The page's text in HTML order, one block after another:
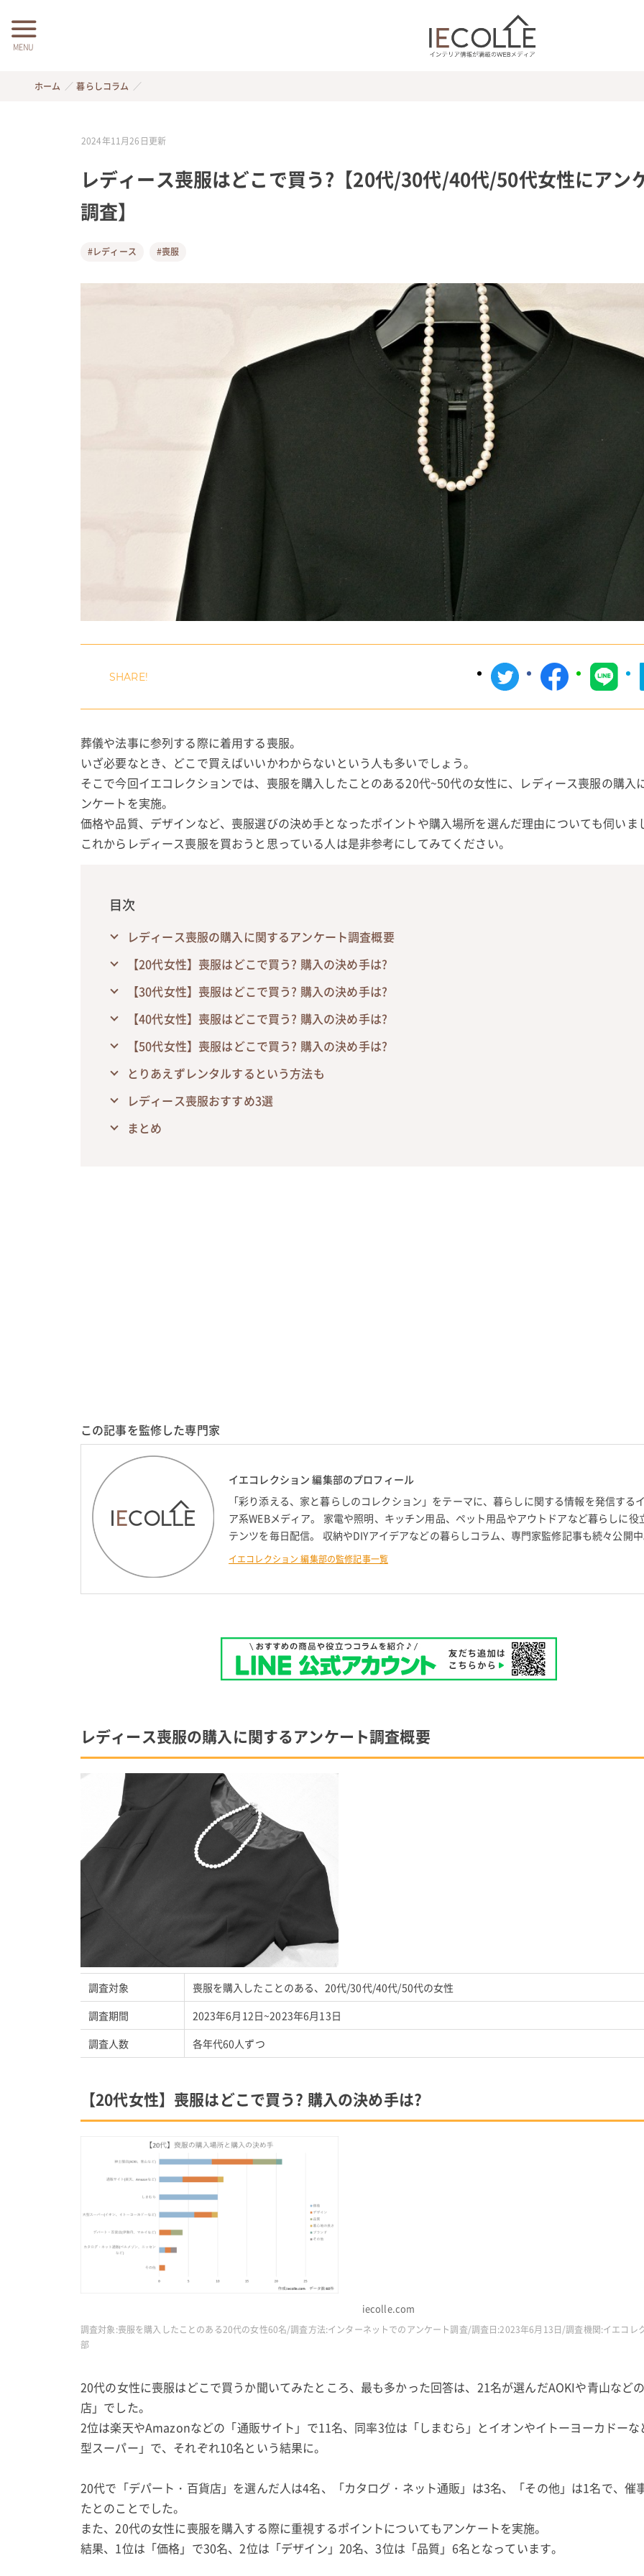
MENU
ホーム 暮らしコラム
2024年11月26日更新
レディース喪服はどこで買う?【20代/30代/40代/50代女性にアン
調査】
#レディース #喪服
葬儀や法事に参列する際に着用する喪服。
いざ必要なとき、どこで買えばいいかわからないという人も多いでしょう。
そこで今回イエコレクションでは、喪服を購入したことのある20代~50代の女性に、レディース喪服の購入
ンケートを実施。
価格や品質、デザインなど、喪服選びの決め手となったポイントや購入場所を選んだ理由についても伺いま
これからレディース喪服を買おうと思っている人は是非参考にしてみてください。
目次
レディース喪服の購入に関するアンケート調査概要
【20代女性】喪服はどこで買う? 購入の決め手は?
【30代女性】喪服はどこで買う? 購入の決め手は?
【40代女性】喪服はどこで買う? 購入の決め手は?
【50代女性】喪服はどこで買う? 購入の決め手は?
とりあえずレンタルするという方法も
レディース喪服おすすめ3選
まとめ
この記事を監修した専門家
イエコレクション 編集部のプロフィール
「彩り添える、家と暮らしのコレクション」をテーマに、暮らしに関する情報を発信する
ア系WEBメディア。 家電や照明、キッチン用品、ペット用品やアウトドアなど暮らしに役
テンツを毎日配信。 収納やDIYアイデアなどの暮らしコラム、専門家監修記事も続々公開中
イエコレクション 編集部の監修記事一覧
レディース喪服の購入に関するアンケート調査概要
調査対象
喪服を購入したことのある、20代/30代/40代/50代の女性
調査期間
2023年6月12日~2023年6月13日
調査人数
各年代60人ずつ
【20代女性】喪服はどこで買う? 購入の決め手は?
iecolle.com
調査対象:喪服を購入したことのある20代の女性60名/調査方法:インターネットでのアンケート調査/調査日:2023年6月13日/調査機関:イエコレ
部
20代の女性に喪服はどこで買うか聞いてみたところ、最も多かった回答は、21名が選んだAOKIや青山など
店」でした。
2位は楽天やAmazonなどの「通販サイト」で11名、同率3位は「しまむら」とイオンやイトーヨーカドーな
型スーパー」で、それぞれ10名という結果に。
20代で「デパート・百貨店」を選んだ人は4名、「カタログ・ネット通販」は3名、「その他」は1名で、催
たとのことでした。
また、20代の女性に喪服を購入する際に重視するポイントについてもアンケートを実施。
結果、1位は「価格」で30名、2位は「デザイン」20名、3位は「品質」6名となっています。